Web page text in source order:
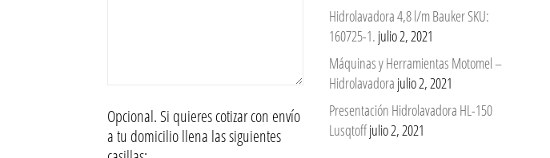
Opcional. Si quieres cotizar con envío
a tu domicilio llena las siguientes
Hidrolavadora 4,8 l/m Bauker SKU:
160725-1. julio 2, 2021
Máquinas y Herramientas Motomel –
Hidrolavadora julio 2, 2021
Presentación Hidrolavadora HL-150
Lusqtoffjulio 2, 2021